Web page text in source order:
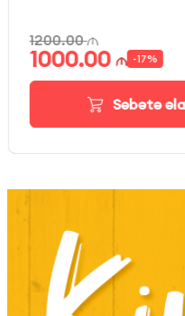
1200.00
1000.00 -17%
Səbətə